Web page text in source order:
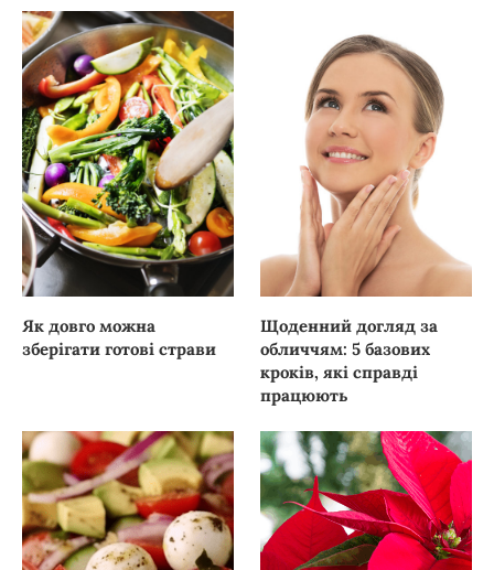
Як довго можна
зберігати готові страви
Щоденний догляд за
обличчям: 5 базових
кроків, які справді
працюють